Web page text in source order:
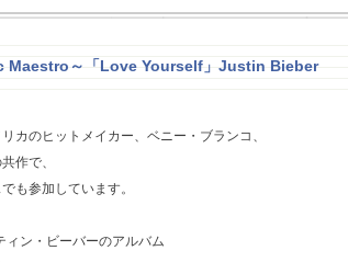
Maestro～「Love Yourself」Justin Bieber
カのヒットメイカー、ベニー・ブランコ、
作で、
も参加しています。
ン・ビーバーのアルバム